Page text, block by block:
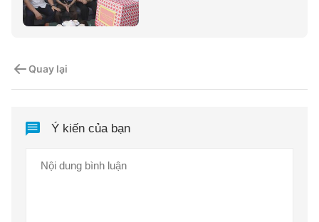
Quay lại
Ý kiến của bạn